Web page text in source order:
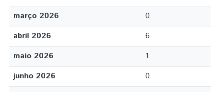
março 2026
0
abril 2026
6
maio 2026
1
junho 2026
0